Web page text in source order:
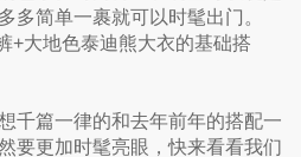
多简单一裹就可以时髦出门。
+大地色泰迪熊大衣的基础搭
千篇一律的和去年前年的搭配一
要更加时髦亮眼，快来看看我们